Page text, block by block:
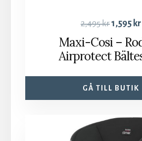
2,495kr1,595 kr
Maxi-Cosi –
Airprotect
GÅ TILL BUTIK